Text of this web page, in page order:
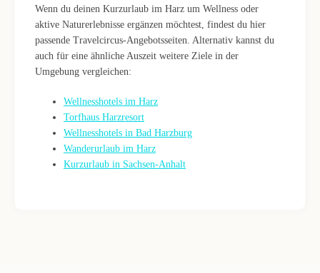
Wenn du deinen Kurzurlaub im Harz um Wellness oder
aktive Naturerlebnisse ergänzen möchtest, findest du hier
passende Travelcircus-Angebotsseiten. Alternativ kannst du
auch für eine ähnliche Auszeit weitere Ziele in der
Umgebung vergleichen:
Wellnesshotels im Harz
Torfhaus Harzresort
Wellnesshotels in Bad Harzburg
Wanderurlaub im Harz
Kurzurlaub in Sachsen-Anhalt